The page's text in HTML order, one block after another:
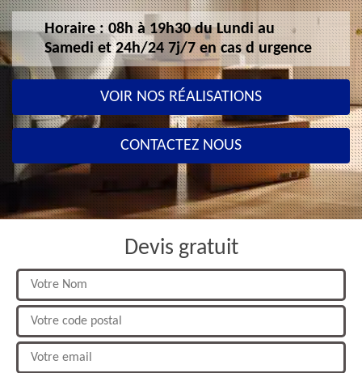
Horaire : 08h à 19h30 du Lundi au
Samedi et 24h/24 7j/7 en cas d urgence
VOIR NOS RÉALISATIONS
CONTACTEZ NOUS
Devis gratuit